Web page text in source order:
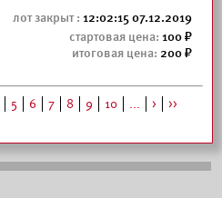
12:02:15 07.12.2019
100
200
5 6 7 8 9 10 ... >
>>